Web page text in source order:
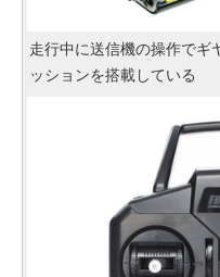
走行中に送信機の操作でギ
ッションを搭載している